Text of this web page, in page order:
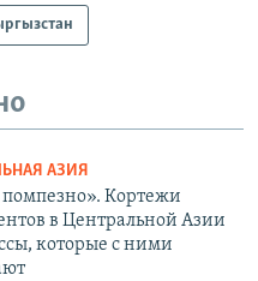
АЗИЯ
Кортежи
в Центральной Азии
которые с ними